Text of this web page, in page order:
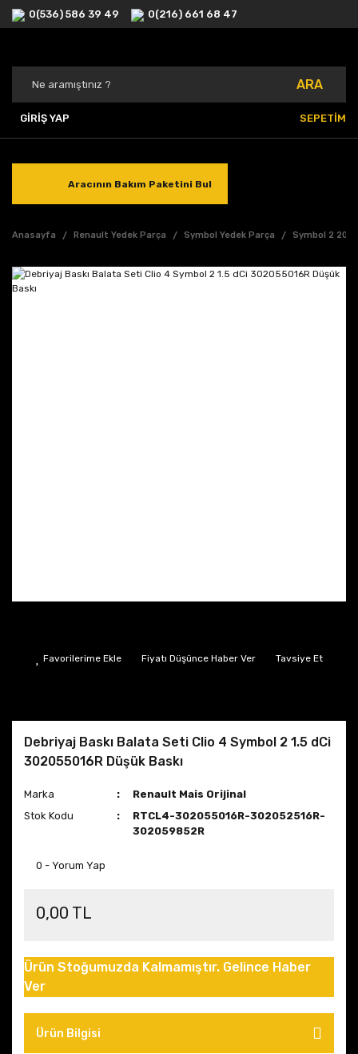
0(536) 586 39 49 0(216) 661 68 47
ARA
GİRİŞ YAP SEPETİM
Aracının Bakım Paketini Bul
Anasayfa Renault Yedek Parça Symbol Yedek Parça Symbol 2
Fiyatı Düşünce Haber Ver Tavsiye Et
Debriyaj Baskı Balata Seti Clio 4 Symbol 2 1.5 dCi
302055016R Düşük Baskı
Marka
Renault Mais Orijinal
Stok Kodu
RTCL4-302055016R-302052516R-
302059852R
0 - Yorum Yap
0,00 TL
Ürün Stoğumuzda Kalmamıştır. Gelince Haber
Ver
Ürün Bilgisi